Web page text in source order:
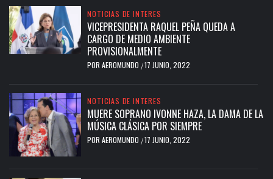
NOTICIAS DE INTERES
VICEPRESIDENTA RAQUEL PEÑA QUEDA A
CARGO DE MEDIO AMBIENTE
PROVISIONALMENTE
POR AEROMUNDO /17 JUNIO, 2022
NOTICIAS DE INTERES
MUERE SOPRANO IVONNE HAZA, LA DAMA DE LA
MÚSICA CLÁSICA POR SIEMPRE
POR AEROMUNDO /17 JUNIO, 2022